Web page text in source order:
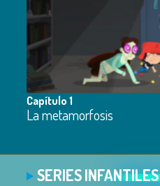
Capítulo 1
La metamorfosis
SERIES INFANTILES